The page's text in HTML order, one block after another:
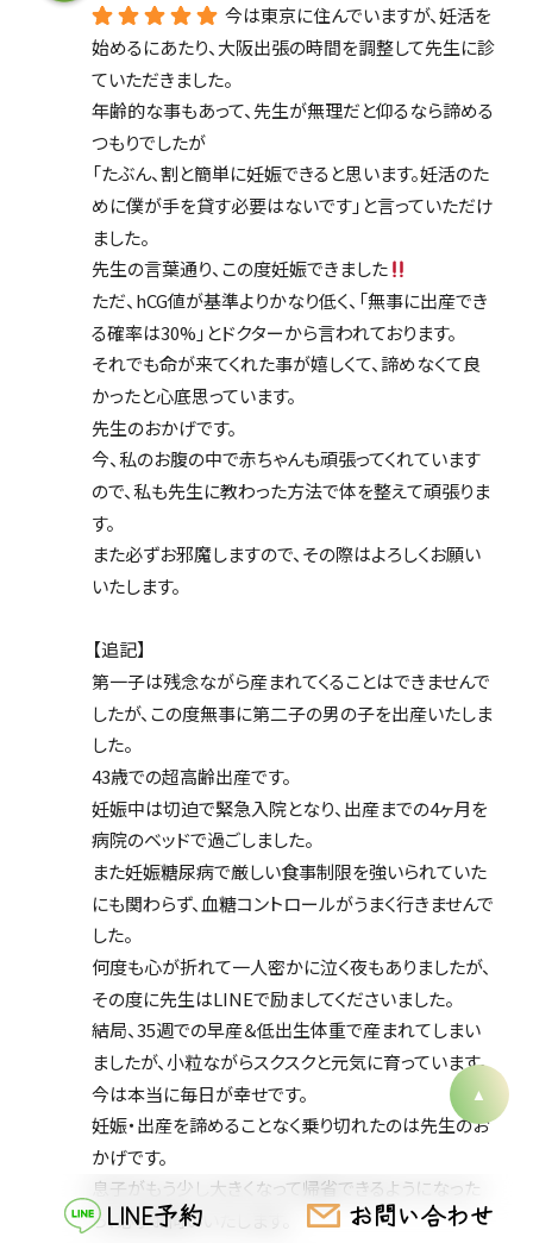
今は東京に住んでいますが、妊活を
始めるにあたり、大阪出張の時間を調整して先生に診
ていただきました。
年齢的な事もあって、先生が無理だと仰るなら諦める
つもりでしたが
「たぶん、割と簡単に妊娠できると思います。妊活のた
めに僕が手を貸す必要はないです」と言っていただけ
ました。
先生の言葉通り、この度妊娠できました
ただ、hCG値が基準よりかなり低く、「無事に出産でき
る確率は30%」とドクターから言われております。
それでも命が来てくれた事が嬉しくて、諦めなくて良
かったと心底思っています。
先生のおかげです。
今、私のお腹の中で赤ちゃんも頑張ってくれています
ので、私も先生に教わった方法で体を整えて頑張りま
す。
また必ずお邪魔しますので、その際はよろしくお願い
いたします。
【追記】
第一子は残念ながら産まれてくることはできませんで
したが、この度無事に第二子の男の子を出産いたしま
した。
43歳での超高齢出産です。
妊娠中は切迫で緊急入院となり、出産までの4ヶ月を
病院のベッドで過ごしました。
また妊娠糖尿病で厳しい食事制限を強いられていた
にも関わらず、血糖コントロールがうまく行きませんで
した。
何度も心が折れて一人密かに泣く夜もありましたが、
その度に先生はLINEで励ましてくださいました。
結局、35週での早産＆低出生体重で産まれてしまい
ましたが、小粒ながらスクスクと元気に育っています。
今は本当に毎日が幸せです。
妊娠・出産を諦めることなく乗り切れたのは先生のお
かげです。
息子がもう少し大きくなって帰省できるようになった
ら、必ずお伺いいたします。
LINE予約 お問い合わせ